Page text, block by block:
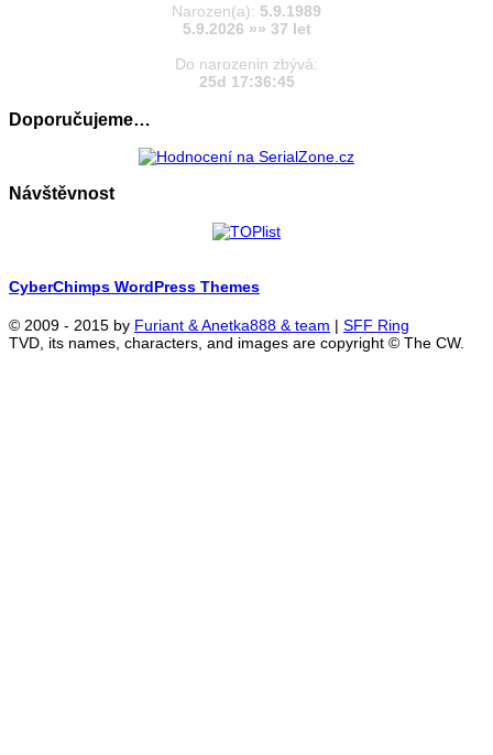
Narozen(a): 5.9.1989
5.9.2026 »» 37 let
Do narozenin zbývá:
25d 17:36:44
Doporučujeme…
Návštěvnost
CyberChimps WordPress Themes
© 2009 - 2015 by Furiant & Anetka888 & team | SFF Ring
TVD, its names, characters, and images are copyright © The CW.